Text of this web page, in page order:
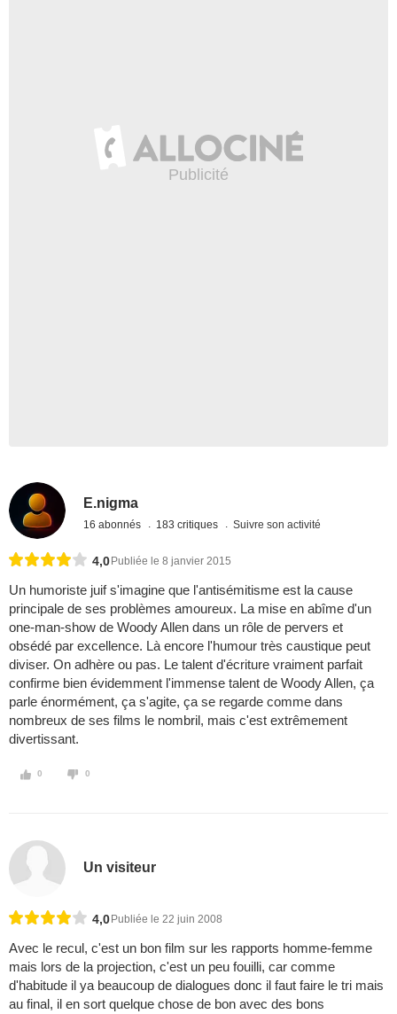
E.nigma
16 abonnés 183 critiques Suivre son activité
4,0 Publiée le 8 janvier 2015
Un humoriste juif s'imagine que l'antisémitisme est la cause
principale de ses problèmes amoureux. La mise en abîme d'un
one-man-show de Woody Allen dans un rôle de pervers et
obsédé par excellence. Là encore l'humour très caustique peut
diviser. On adhère ou pas. Le talent d'écriture vraiment parfait
confirme bien évidemment l'immense talent de Woody Allen, ça
parle énormément, ça s'agite, ça se regarde comme dans
nombreux de ses films le nombril, mais c'est extrêmement
divertissant.
0 0
Un visiteur
4,0 Publiée le 22 juin 2008
Avec le recul, c'est un bon film sur les rapports homme-femme
mais lors de la projection, c'est un peu fouilli, car comme
d'habitude il ya beaucoup de dialogues donc il faut faire le tri mais
au final, il en sort quelque chose de bon avec des bons